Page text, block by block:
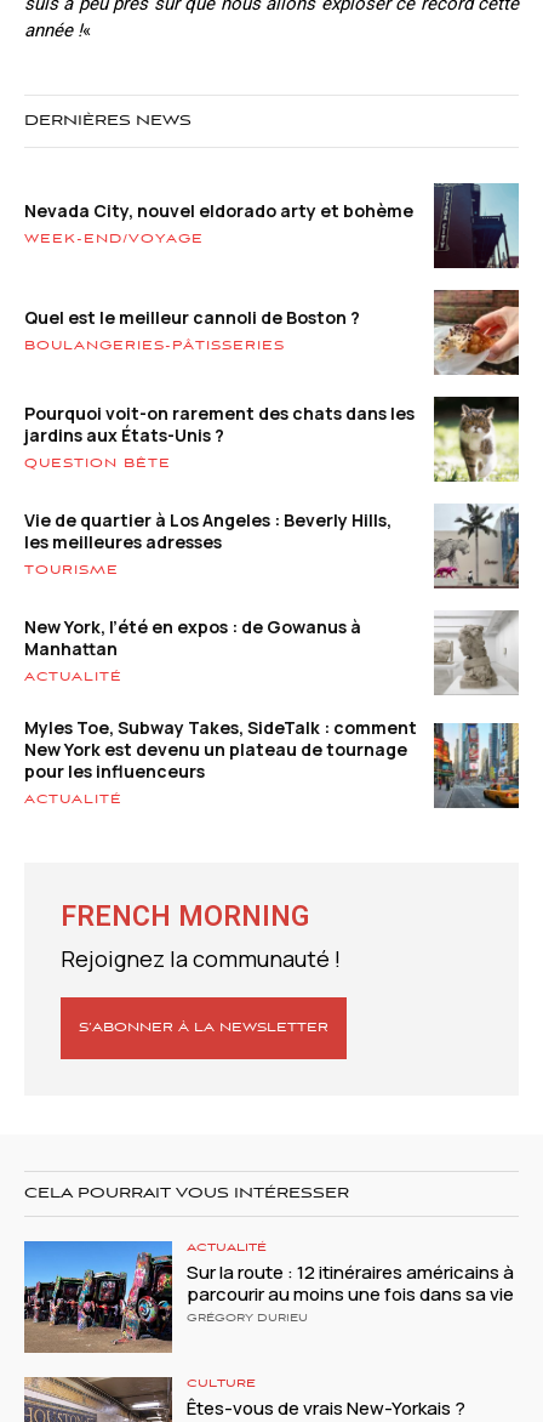
année !«
DERNIÈRES NEWS
Nevada City, nouvel eldorado arty et bohème
WEEK-END/VOYAGE
Quel est le meilleur cannoli de Boston ?
BOULANGERIES-PÂTISSERIES
Pourquoi voit-on rarement des chats dans les
jardins aux États-Unis ?
QUESTION BÊTE
Vie de quartier à Los Angeles : Beverly Hills,
les meilleures adresses
TOURISME
New York, l’été en expos : de Gowanus à
Manhattan
ACTUALITÉ
Myles Toe, Subway Takes, SideTalk : comment
New York est devenu un plateau de tournage
pour les influenceurs
ACTUALITÉ
FRENCH MORNING
Rejoignez la communauté !
S’ABONNER À LA NEWSLETTER
CELA POURRAIT VOUS INTÉRESSER
ACTUALITÉ
Sur la route : 12 itinéraires américains à
parcourir au moins une fois dans sa vie
GRÉGORY DURIEU
CULTURE
Êtes-vous de vrais New-Yorkais ?